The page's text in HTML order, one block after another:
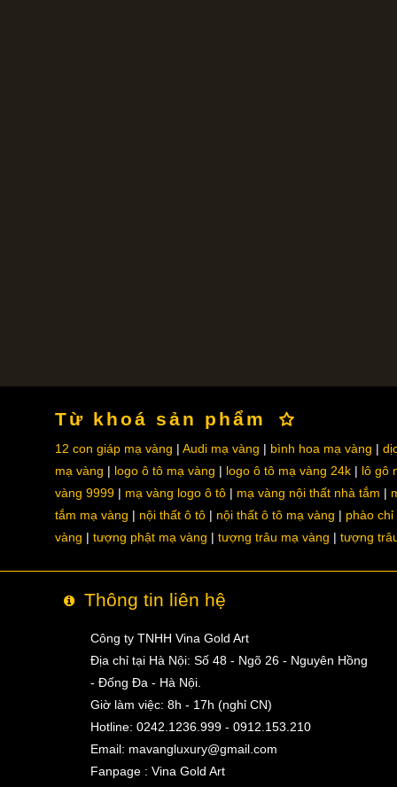
Từ khoá sản phẩm
12 con giáp mạ vàng Audi mạ vàng bình hoa mạ vàng
mạ vàng
logo ô tô mạ vàng logo ô tô mạ vàng 24k
lô gô
vàng 9999
mạ vàng logo ô tô mạ vàng nội thất nhà tắm
tắm mạ vàng
nội thất ô tô nội thất ô tô mạ vàng
phào chỉ
vàng
tượng phật mạ vàng tượng trâu mạ vàng tượng
Thông tin liên hệ
Công ty TNHH Vina Gold Art
Địa chỉ tại Hà Nội: Số 48 - Ngõ 26 - Nguyên Hồng
- Đống Đa - Hà Nội.
Giờ làm việc: 8h - 17h (nghỉ CN)
Hotline: 0242.1236.999 - 0912.153.210
Email: mavangluxury@gmail.com
Fanpage : Vina Gold Art